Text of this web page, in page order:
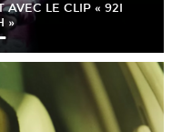
AVEC LE CLIP « 92I
»